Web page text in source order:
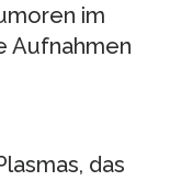
im
Aufnahmen
das